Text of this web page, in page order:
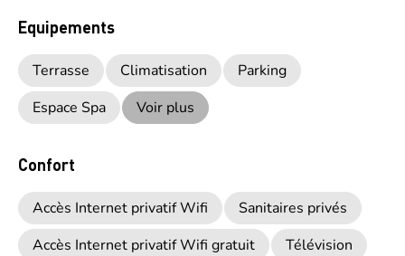
Equipements
Terrasse Climatisation
Parking
Espace Spa
Voir plus
Confort
Accès Internet privatif Wifi
Sanitaires privés
Accès Internet privatif Wifi gratuit
Télévision